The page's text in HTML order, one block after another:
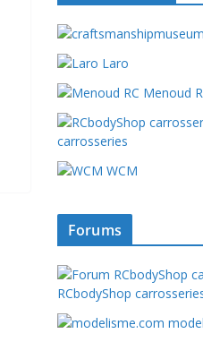
Laro
Menoud
carrosseries
WCM
Forums
RCbodyShop